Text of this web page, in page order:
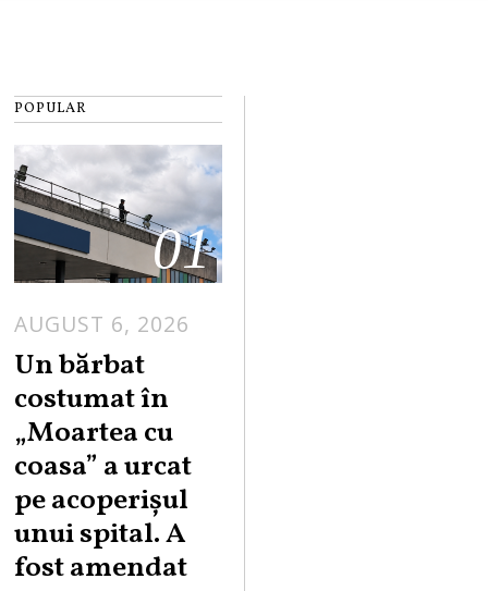
POPULAR
01
AUGUST 6, 2026
Un bărbat
costumat în
„Moartea cu
coasa” a urcat
pe acoperișul
unui spital. A
fost amendat